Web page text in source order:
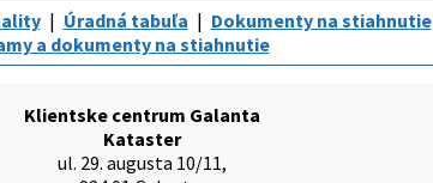
Úradná tabuľa Dokumenty na stiahnutie
a dokumenty na stiahnutie
Klientske centrum Galanta
Kataster
ul. 29. augusta 10/11,